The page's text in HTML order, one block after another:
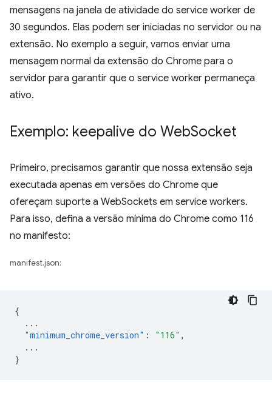
mensagens na janela de atividade do service worker de
30 segundos. Elas podem ser iniciadas no servidor ou na
extensão. No exemplo a seguir, vamos enviar uma
mensagem normal da extensão do Chrome para o
servidor para garantir que o service worker permaneça
ativo.
Exemplo: keepalive do WebSocket
Primeiro, precisamos garantir que nossa extensão seja
executada apenas em versões do Chrome que
ofereçam suporte a WebSockets em service workers.
Para isso, defina a versão mínima do Chrome como 116
no manifesto:
manifest.json:
{
...
"minimum_chrome_version" : "116" ,
...
}